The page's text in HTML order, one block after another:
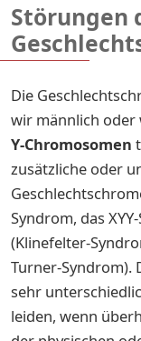
Störungen
Die
wir männlich oder
Y-Chromosomen
zusätzliche oder
Syndrom, das
(Klinefelter-
Turner-Syndrom).
sehr
leiden, wenn